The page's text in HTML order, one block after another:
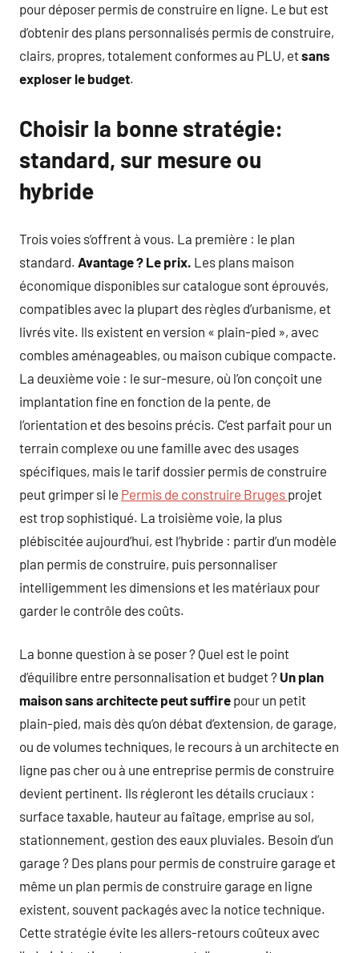
pour déposer permis de construire en ligne. Le but est
d’obtenir des plans personnalisés permis de construire,
clairs, propres, totalement conformes au PLU, etsans
exploser le budget.
Choisir la bonne stratégie:
standard, sur mesure ou
hybride
Trois voies s’offrent à vous. La première : le plan
standard. Avantage ? Le prix. Les plans maison
économique disponibles sur catalogue sont éprouvés,
compatibles avec la plupart des règles d’urbanisme, et
livrés vite. Ils existent en version « plain-pied », avec
combles aménageables, ou maison cubique compacte.
La deuxième voie : le sur-mesure, où l’on conçoit une
implantation fine en fonction de la pente, de
l’orientation et des besoins précis. C’est parfait pour un
terrain complexe ou une famille avec des usages
spécifiques, mais le tarif dossier permis de construire
peut grimper si le Permis de construire Bruges projet
est trop sophistiqué. La troisième voie, la plus
plébiscitée aujourd’hui, est l’hybride : partir d’un modèle
plan permis de construire, puis personnaliser
intelligemment les dimensions et les matériaux pour
garder le contrôle des coûts.
La bonne question à se poser ? Quel est le point
d’équilibre entre personnalisation et budget ? Un plan
maison sans architecte peut suffire pour un petit
plain-pied, mais dès qu’on débat d’extension, de garage,
ou de volumes techniques, le recours à un architecte en
ligne pas cher ou à une entreprise permis de construire
devient pertinent. Ils régleront les détails cruciaux :
surface taxable, hauteur au faîtage, emprise au sol,
stationnement, gestion des eaux pluviales. Besoin d’un
garage ? Des plans pour permis de construire garage et
même un plan permis de construire garage en ligne
existent, souvent packagés avec la notice technique.
Cette stratégie évite les allers-retours coûteux avec